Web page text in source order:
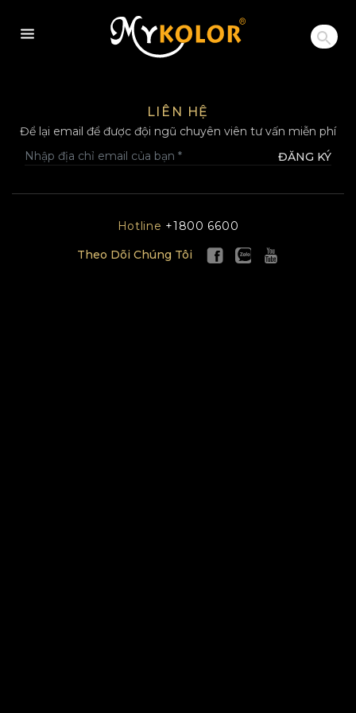
MYKOLOR
LIÊN HỆ
Để lại email để được đội ngũ chuyên viên tư vấn miễn phí
ĐĂNG KÝ
Hotline +1800 6600
Theo Dõi Chúng Tôi